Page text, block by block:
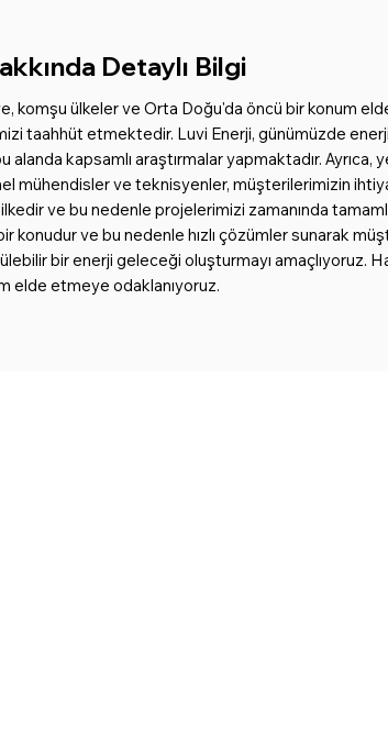
Detaylı Bilgi
komşu ülkeler ve Orta Doğu'da öncü bir konum
taahhüt etmektedir. Luvi Enerji, günümüzde
alanda kapsamlı araştırmalar yapmaktadır.
mühendisler ve teknisyenler, müşterilerimizin
ve bu nedenle projelerimizi zamanında
ve bu nedenle hızlı çözümler sunarak
bir enerji geleceği oluşturmayı
elde etmeye odaklanıyoruz.